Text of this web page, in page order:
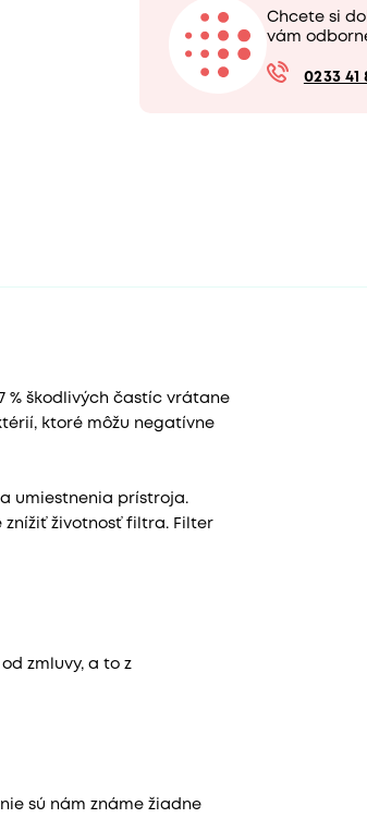
Chcete si
vám
0233 41
% škodlivých častíc vrátane
ktoré môžu negatívne
umiestnenia prístroja.
znížiť životnosť filtra. Filter
zmluvy, a to z
sú nám známe žiadne